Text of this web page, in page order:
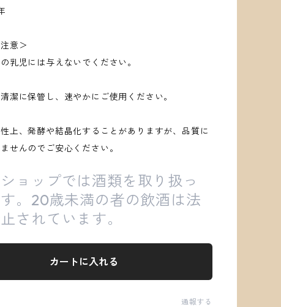
意＞
乳児には与えないでください。
潔に保管し、速やかにご使用ください。
上、発酵や結晶化することがありますが、品質に
せんのでご安心ください。
ョップでは酒類を取り扱っ
。20歳未満の者の飲酒は法
されています。
カートに入れる
通報する